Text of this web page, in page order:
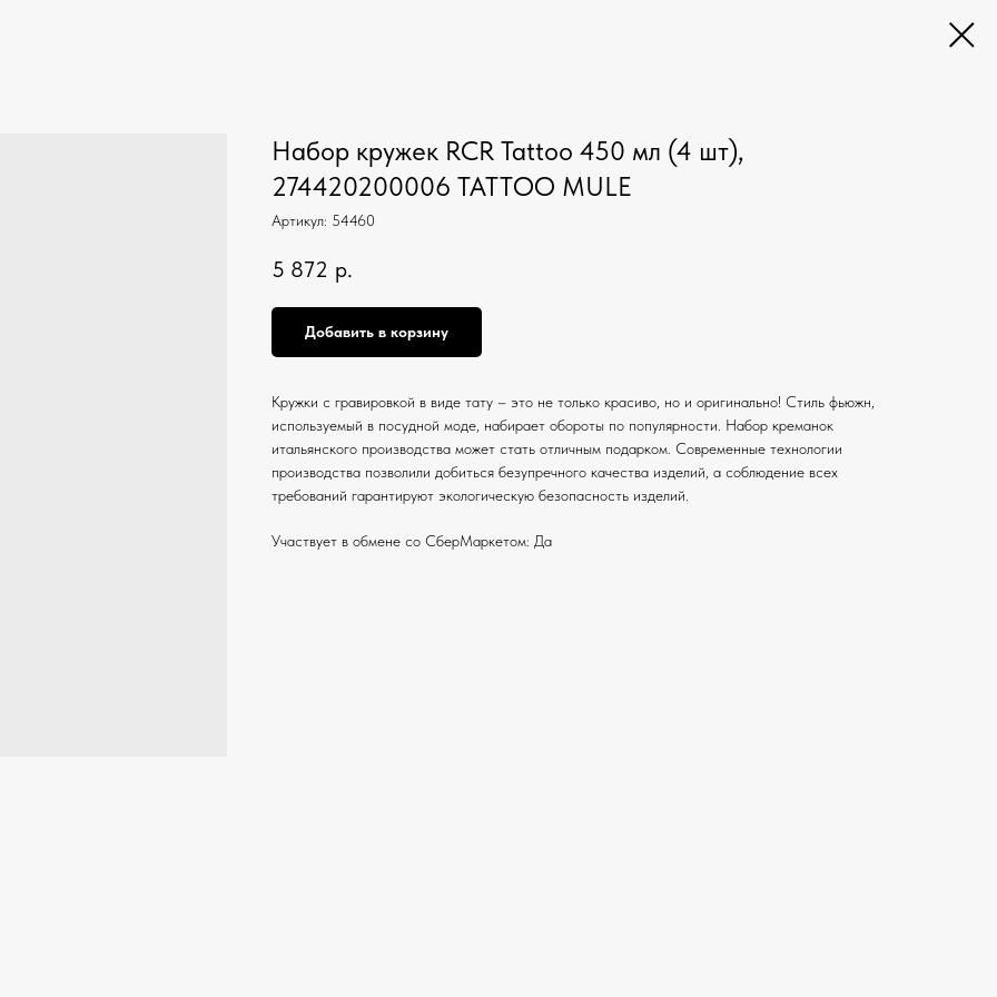
Набор кружек RCR Tattoo 450 мл (4 шт),
274420200006 TATTOO MULE
Артикул: 54460
5 872 р.
Добавить в корзину
Кружки с гравировкой в виде тату – это не только красиво, но и оригинально! Стиль фьюжн,
используемый в посудной моде, набирает обороты по популярности. Набор креманок
итальянского производства может стать отличным подарком. Современные технологии
производства позволили добиться безупречного качества изделий, а соблюдение всех
требований гарантируют экологическую безопасность изделий.
Участвует в обмене со СберМаркетом: Да